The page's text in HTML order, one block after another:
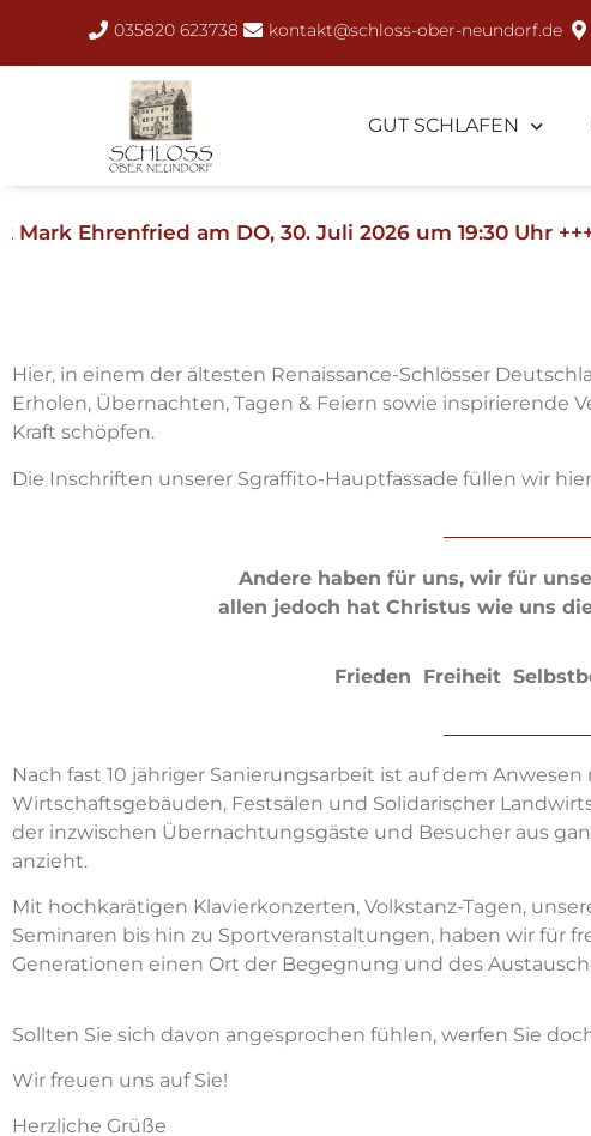
035820 623738 kontakt@schloss-ober-neundorf.de
GUT SCHLAFEN
am DO, 30. Juli 2026 um 19:30 Uhr +++ Muss
Hier, in einem der ältesten Renaissance-Schlösser
Erholen, Übernachten, Tagen & Feiern sowie inspirierende
Kraft schöpfen.
Die Inschriften unserer Sgraffito-Hauptfassade füllen wir
Andere haben für uns, wir für
allen jedoch hat Christus wie uns
Frieden Freiheit
Nach fast 10 jähriger Sanierungsarbeit ist aufdem Anwesen
Wirtschaftsgebäuden, Festsälen und Solidarischer
der inzwischen Übernachtungsgäste und Besucher aus
anzieht.
Mit hochkarätigen Klavierkonzerten, Volkstanz-Tagen,
Seminaren bis hin zu Sportveranstaltungen, haben wir für
Generationen einen Ort der Begegnung und des
Sollten Sie sich davon angesprochen fühlen, werfen Sie
Wir freuen uns auf Sie!
Herzliche Grüße